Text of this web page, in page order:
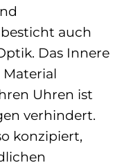
auch
Das Innere
Uhren ist
verhindert.
konzipiert,